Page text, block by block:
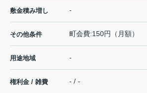
敷金積み増し -
その他条件 町会費:150円（月額）
用途地域 -
権利金 / 雑費 - / -